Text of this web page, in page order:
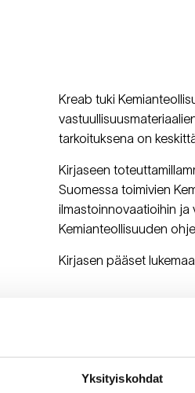
Yksityiskohdat
Kreab tuki
tarkoituksena on
Kirjaseen
Suomessa toimivien
ilmastoinnovaatioihin ja
Kemianteollisuuden
Kirjasen pääset